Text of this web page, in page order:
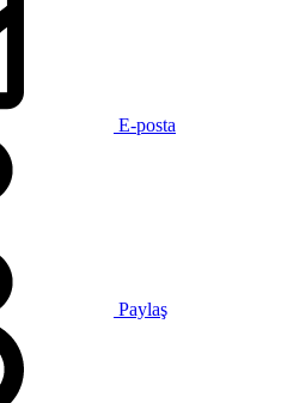
E-posta
Paylaş